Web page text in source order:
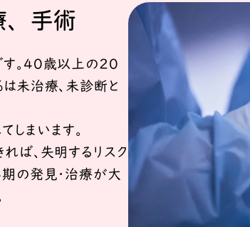
、手術
す。40歳以上の20
未治療、未診断と
まいます。
ば、失明するリスク
の発見・治療が大